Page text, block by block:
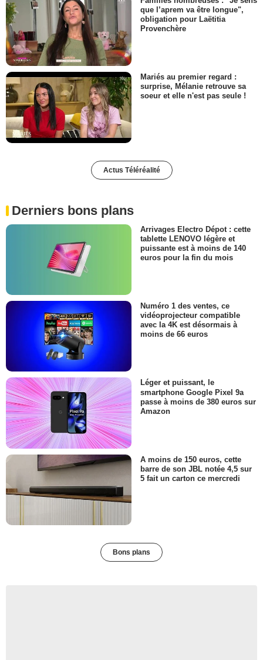
que l’aprem va être longue",
obligation pour Laëtitia
Provenchère
Mariés au premier regard :
surprise, Mélanie retrouve sa
soeur et elle n'est pas seule !
Actus Téléréalité
Derniers bons plans
Arrivages Electro Dépot : cette
tablette LENOVO légère et
puissante est à moins de 140
euros pour la fin du mois
Numéro 1 des ventes, ce
vidéoprojecteur compatible
avec la 4K est désormais à
moins de 66 euros
Léger et puissant, le
smartphone Google Pixel 9a
passe à moins de 380 euros sur
Amazon
A moins de 150 euros, cette
barre de son JBL notée 4,5 sur
5 fait un carton ce mercredi
Bons plans